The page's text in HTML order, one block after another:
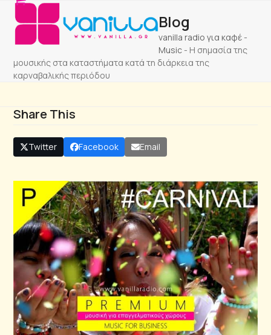
Skip
content
Open
mobile
menu
Close
mobile
menu
Blog
vanilla radio για καφέ -
Music - Η σημασία της
μουσικής στα καταστήματα κατά τη διάρκεια της
καρναβαλικής περιόδου
Share This
Twitter Facebook Email